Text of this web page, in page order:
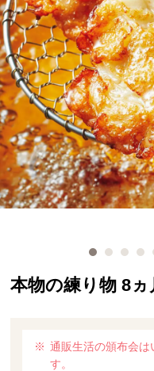
本物の練り物 8ヵ
通販生活の頒布会は
す。